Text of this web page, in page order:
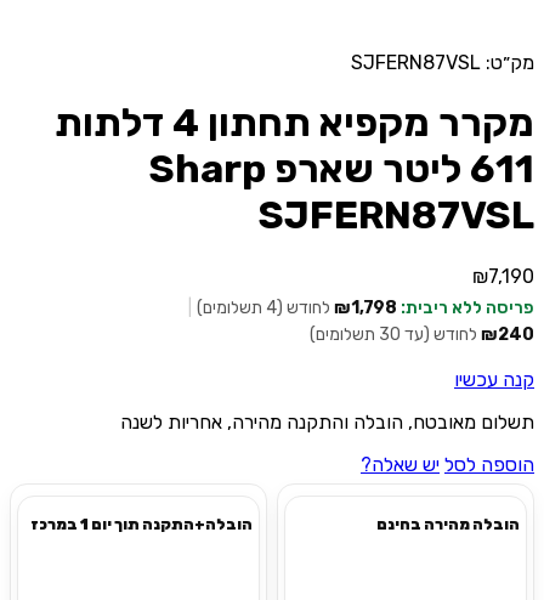
מק״ט: SJFERN87VSL
מקרר מקפיא תחתון 4 דלתות
611 ליטר שארפ Sharp
SJFERN87VSL
₪7,190
פריסה ללא ריבית: ₪1,798 לחודש (4 תשלומים)
₪240 לחודש (עד 30 תשלומים)
קנה עכשיו
תשלום מאובטח, הובלה והתקנה מהירה, אחריות לשנה
הוספה לסל יש שאלה?
הובלה מהירה בחינם הובלה+התקנה תוך יום 1 במרכז